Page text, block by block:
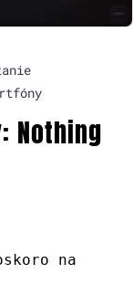
Nothing
na